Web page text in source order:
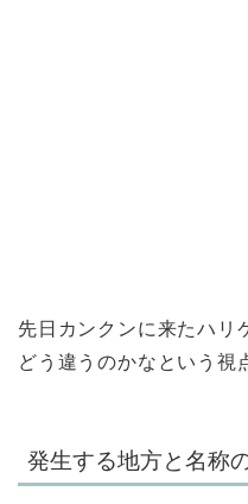
先日カンクンに来たハリ
どう違うのかなという視
発生する地方と名称